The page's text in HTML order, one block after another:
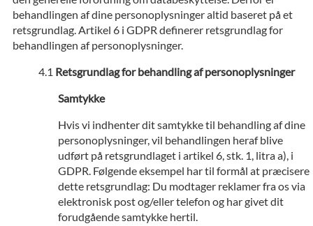
behandlingen af dine personoplysninger altid baseret på et
retsgrundlag. Artikel 6 i GDPR definerer retsgrundlag for
behandlingen af personoplysninger.
Retsgrundlag for behandling af personoplysninger
Samtykke
Hvis vi indhenter dit samtykke til behandling af dine
personoplysninger, vil behandlingen heraf blive
udført på retsgrundlaget i artikel 6, stk. 1, litra a), i
GDPR. Følgende eksempel har til formål at præcisere
dette retsgrundlag: Du modtager reklamer fra os via
elektronisk post og/eller telefon og har givet dit
forudgående samtykke hertil.